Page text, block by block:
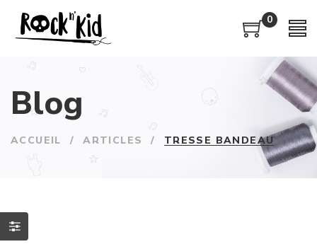
0
Blog
ACCUEIL / ARTICLES / TRESSE BANDEAU